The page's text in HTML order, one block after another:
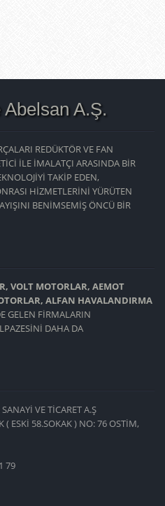
Abelsan A.Ş.
REDÜKTÖR VE FAN
İLE İMALATÇI ARASINDA BİR
TAKİP EDEN,
HİZMETLERİNİ YÜRÜTEN
BENİMSEMİŞ ÖNCÜ BİR
VOLT MOTORLAR, AEMOT
ALFAN HAVALANDIRMA
GELEN FİRMALARIN
DAHA DA
VE TİCARET A.Ş
( ESKİ 58.SOKAK ) NO: 76 OSTİM,
79